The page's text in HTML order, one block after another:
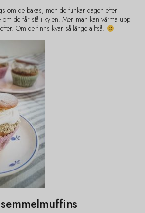
om de bakas, men de funkar dagen efter
de får stå i kylen. Men man kan värma upp
Om de finns kvar så länge alltså.